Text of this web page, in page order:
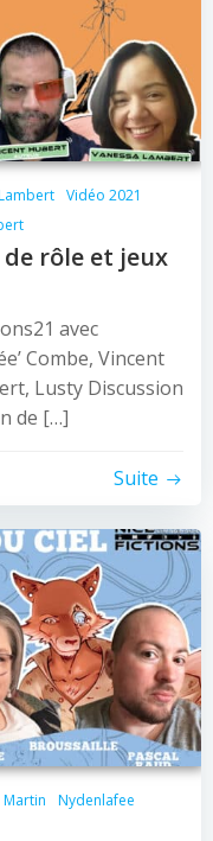
Vidéo 2021
rôle et jeux
avec
Combe, Vincent
Lusty Discussion
de […]
Suite
Martin
Nydenlafee